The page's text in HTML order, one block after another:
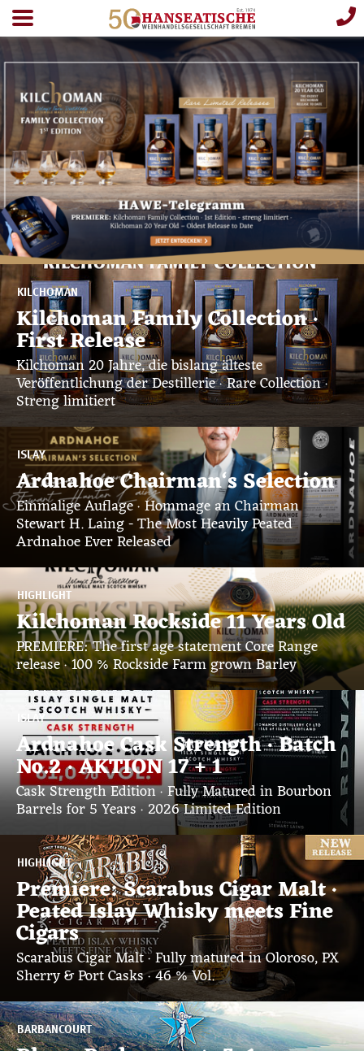
KILCHOMAN
Kilchoman Family Collection ·
First Release
Kilchoman 20 Jahre, die bislang älteste
Veröffentlichung der Destillerie · Rare Collection ·
Streng limitiert
ISLAY
Ardnahoe Chairman‘s Selection
Einmalige Auflage · Hommage an Chairman
Stewart H. Laing - The Most Heavily Peated
Ardnahoe Ever Released
HIGHLIGHT
Kilchoman Rockside 11 Years Old
PREMIERE: The first age statement Core Range
release · 100 % Rockside Farm grown Barley
ISLAY
Ardnahoe Cask Strength · Batch
No.2 · AKTION 17 + 1
Cask Strength Edition · Fully Matured in Bourbon
Barrels for 5 Years · 2026 Limited Edition
HIGHLIGHT
Premiere: Scarabus Cigar Malt ·
Peated Islay Whisky meets Fine
Cigars
Scarabus Cigar Malt · Fully matured in Oloroso, PX
Sherry & Port Casks · 46 % Vol.
BARBANCOURT